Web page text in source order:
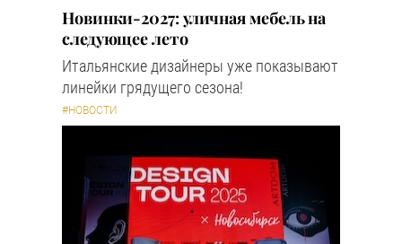
Новинки-2027: уличная мебель на
следующее лето
Итальянские дизайнеры уже показывают
линейки грядущего сезона!
#НОВОСТИ